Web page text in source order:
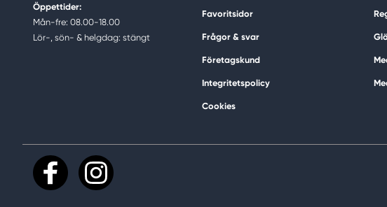
Öppettider:
Mån-fre: 08.00-18.00
Lör-, sön- & helgdag: stängt
Favoritsidor
Frågor & svar
Företagskund
Integritetspolicy
Cookies